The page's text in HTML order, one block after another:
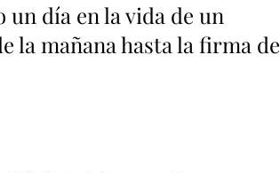
día en la vida de un
la mañana hasta la firma de